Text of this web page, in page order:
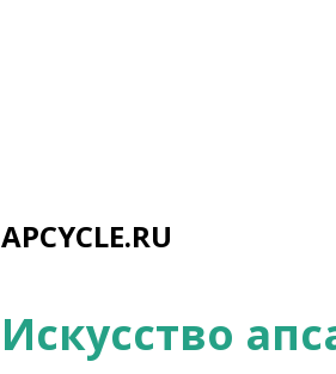
APCYCLE.RU
Искусство